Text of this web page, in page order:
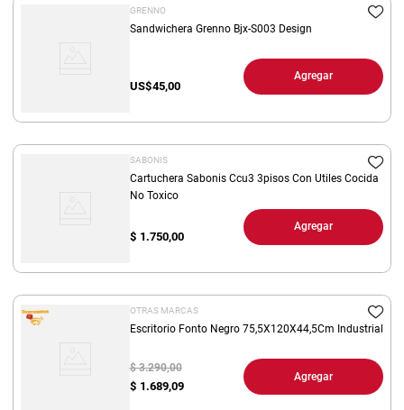
GRENNO
Sandwichera Grenno Bjx-S003 Design
US$45,00
Agregar
SABONIS
Cartuchera Sabonis Ccu3 3pisos Con Utiles Cocida
No Toxico
$ 1.750,00
Agregar
OTRAS MARCAS
Escritorio Fonto Negro 75,5X120X44,5Cm Industrial
$ 1.689,09
$ 3.290,00
Agregar